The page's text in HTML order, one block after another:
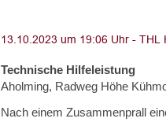
Technische Hilfeleistung
Aholming, Radweg Höhe
Nach einem Zusammenprall